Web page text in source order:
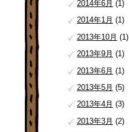
2014年6月 (1)
2014年1月 (1)
2013年10月 (1)
2013年9月 (1)
2013年6月 (1)
2013年5月 (5)
2013年4月 (3)
2013年3月 (2)